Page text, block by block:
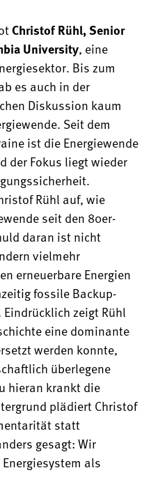
Christof Rühl, Senior
University, eine
Bis zum
es auch in der
Diskussion kaum
Seit dem
ist die Energiewende
der Fokus liegt wieder
Rühl auf, wie
seit den 80er-
daran ist nicht
vielmehr
erneuerbare Energien
fossile Backup-
zeigt Rühl
eine dominante
werden konnte,
überlegene
hieran krankt die
plädiert Christof
statt
gesagt: Wir
als